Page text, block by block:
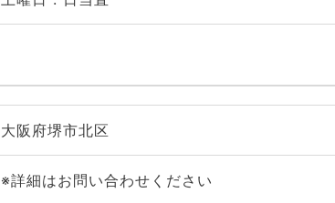
大阪府堺市北区
※詳細はお問い合わせください